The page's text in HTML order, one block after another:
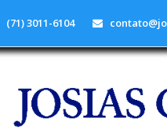
(71) 3011-6104